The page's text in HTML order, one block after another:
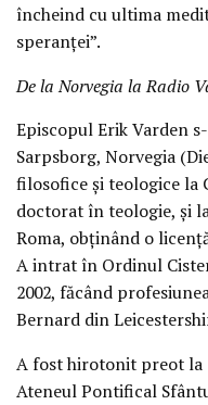
încheind cu ultima
speranței”.
De la Norvegia la Radio
Episcopul Erik Varden
Sarpsborg, Norvegia
filosofice și teologice la
doctorat în teologie, și
Roma, obținând o
A intrat în Ordinul
2002, făcând
Bernard din
A fost hirotonit preot la
Ateneul Pontifical